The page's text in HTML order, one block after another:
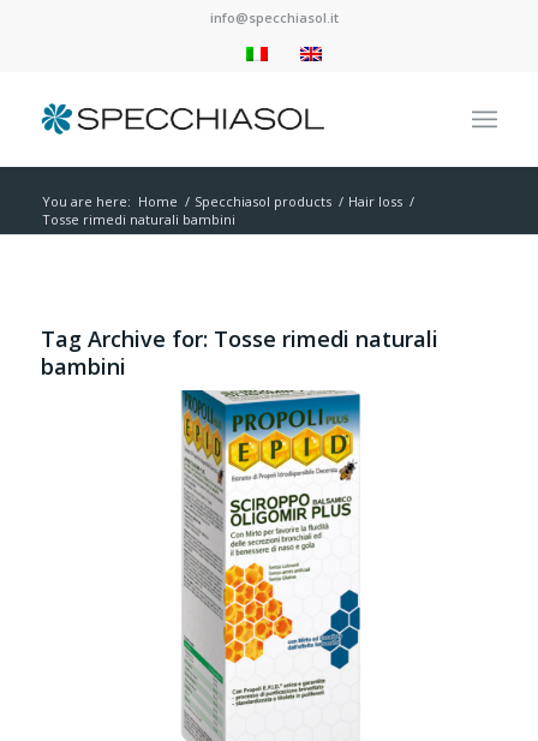
info@specchiasol.it
You are here: Home / Specchiasol products / Hair loss /
Tosse rimedi naturali bambini
Tag Archive for: Tosse rimedi naturali
bambini